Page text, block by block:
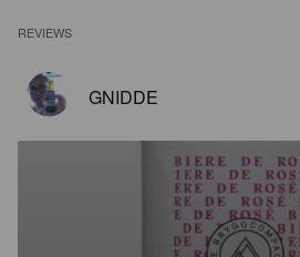
REVIEWS
GNIDDE